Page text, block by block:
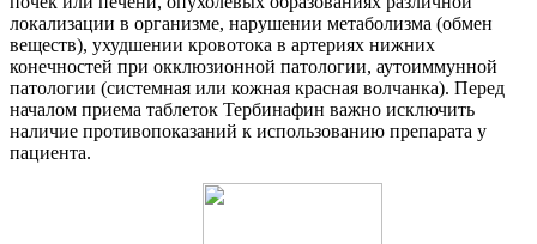
локализации в организме, нарушении метаболизма (обмен
веществ), ухудшении кровотока в артериях нижних
конечностей при окклюзионной патологии, аутоиммунной
патологии (системная или кожная красная волчанка). Перед
началом приема таблеток Тербинафин важно исключить
наличие противопоказаний к использованию препарата у
пациента.